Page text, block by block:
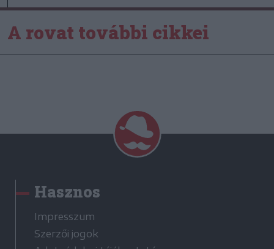
A rovat további cikkei
Hasznos
Impresszum
Szerzői jogok